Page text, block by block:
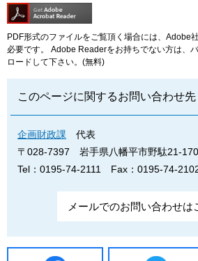
PDF形式のファイルをご覧頂く場合には、Adobe
必要です。
Adobe Readerをお持ちでない方は、
ロードして下さい。(無料)
このページに関するお問い合わせ先
企画財政課
代表
〒028-7397
岩手県八幡平市野駄21-170
Tel：0195-74-2111
Fax：0195-74-
メールでのお問い合わせは